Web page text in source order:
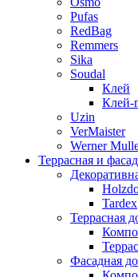
Pufas
RedBag
Remmers
Sika
Soudal
Клей
Клей-
Uzin
VerMaister
Werner
Террасная и
Tardex
Террасная
Фасадная